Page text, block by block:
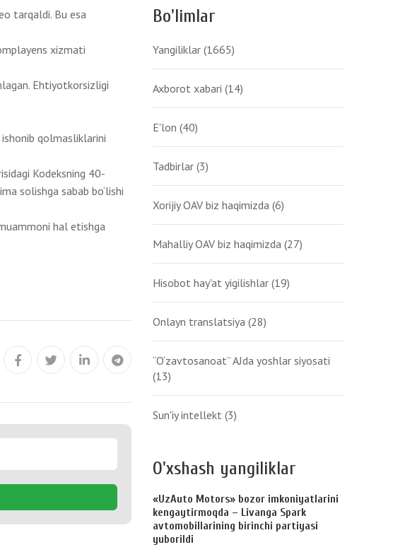
tarqaldi. Bu esa
xizmati
Ehtiyotkorsizligi
qolmasliklarini
Kodeksning 40-
solishga sabab bo‘lishi
hal etishga
Bo'limlar
Yangiliklar (1665)
Axborot xabari (14)
E'lon (40)
Tadbirlar (3)
Xorijiy OAV biz haqimizda (6)
Mahalliy OAV biz haqimizda (27)
Hisobot hay'at yigilishlar (19)
Onlayn translatsiya (28)
“O‘zavtosanoat” AJda yoshlar siyosati
(13)
Sun'iy intellekt (3)
O'xshash yangiliklar
«UzAuto Motors» bozor imkoniyatlarini
kengaytirmoqda – Livanga Spark
avtomobillarining birinchi partiyasi
yuborildi